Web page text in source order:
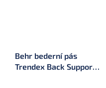
Behr bederní pás
Trendex Back Support